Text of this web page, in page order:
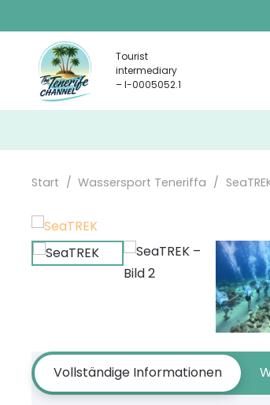
Tourist
intermediary
– I-0005052.1
Start / Wassersport Teneriffa /
Vollständige Informationen